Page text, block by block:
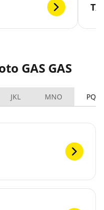
GAS GAS
JKL MNO PQRS